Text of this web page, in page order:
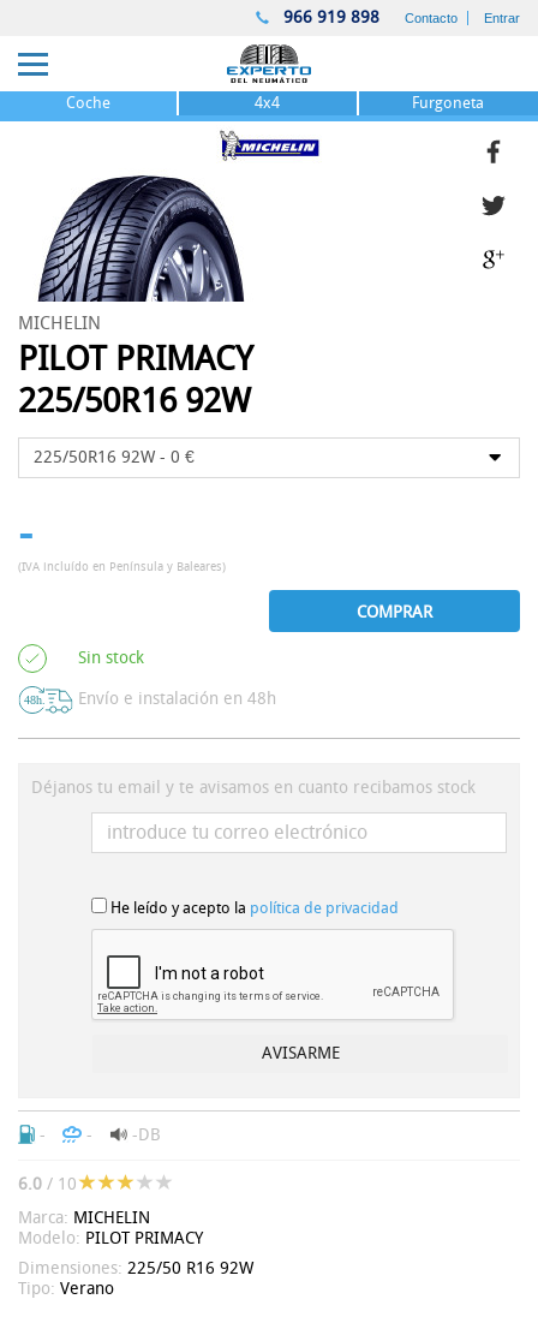
966 919 898 Contacto Entrar
Coche 4x4 Furgoneta
MICHELIN
PILOT PRIMACY
225/50R16 92W
-
(IVA incluído en Península y Baleares)
COMPRAR
Sin stock
Envío e instalación en 48h
Déjanos tu email y te avisamos en cuanto recibamos stock
He leído y acepto la política de privacidad
- - -DB
6.0 / 10
Marca: MICHELIN
Modelo: PILOT PRIMACY
Dimensiones: 225/50 R16 92W
Tipo: Verano